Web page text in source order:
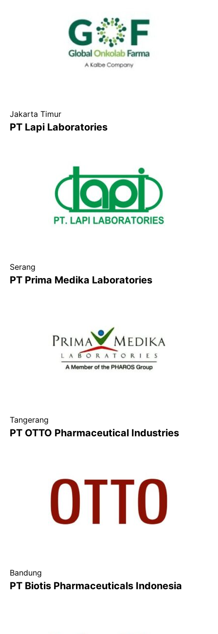
Jakarta Timur
PT Lapi Laboratories
Serang
PT Prima Medika Laboratories
Tangerang
PT OTTO Pharmaceutical Industries
Bandung
PT Biotis Pharmaceuticals Indonesia